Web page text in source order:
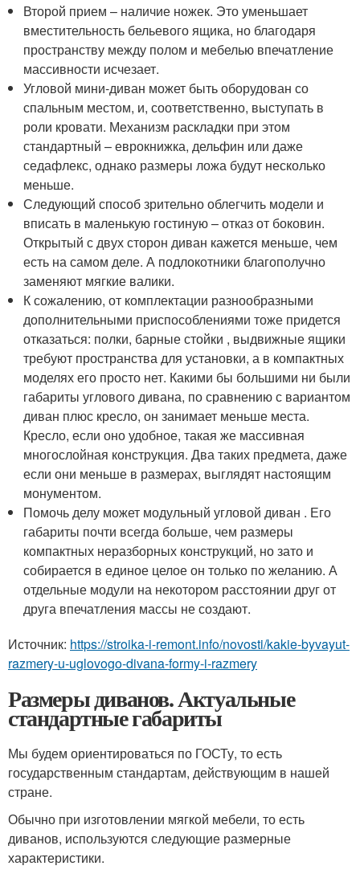
Второй прием – наличие ножек. Это уменьшает
вместительность бельевого ящика, но благодаря
пространству между полом и мебелью впечатление
массивности исчезает.
Угловой мини-диван может быть оборудован со
спальным местом, и, соответственно, выступать в
роли кровати. Механизм раскладки при этом
стандартный – еврокнижка, дельфин или даже
седафлекс, однако размеры ложа будут несколько
меньше.
Следующий способ зрительно облегчить модели и
вписать в маленькую гостиную – отказ от боковин.
Открытый с двух сторон диван кажется меньше, чем
есть на самом деле. А подлокотники благополучно
заменяют мягкие валики.
К сожалению, от комплектации разнообразными
дополнительными приспособлениями тоже придется
отказаться: полки, барные стойки , выдвижные ящики
требуют пространства для установки, а в компактных
моделях его просто нет. Какими бы большими ни были
габариты углового дивана, по сравнению с вариантом
диван плюс кресло, он занимает меньше места.
Кресло, если оно удобное, такая же массивная
многослойная конструкция. Два таких предмета, даже
если они меньше в размерах, выглядят настоящим
монументом.
Помочь делу может модульный угловой диван . Его
габариты почти всегда больше, чем размеры
компактных неразборных конструкций, но зато и
собирается в единое целое он только по желанию. А
отдельные модули на некотором расстоянии друг от
друга впечатления массы не создают.
Источник: https://stroika-i-remont.info/novosti/kakie-byvayut-
razmery-u-uglovogo-divana-formy-i-razmery
Размеры диванов. Актуальные
стандартные габариты
Мы будем ориентироваться по ГОСТу, то есть
государственным стандартам, действующим в нашей
стране.
Обычно при изготовлении мягкой мебели, то есть
диванов, используются следующие размерные
характеристики.